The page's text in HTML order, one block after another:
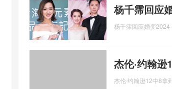
杨千霈回应
杨千霈回应婚变
杰伦·约翰
杰伦·约翰逊12中8拿